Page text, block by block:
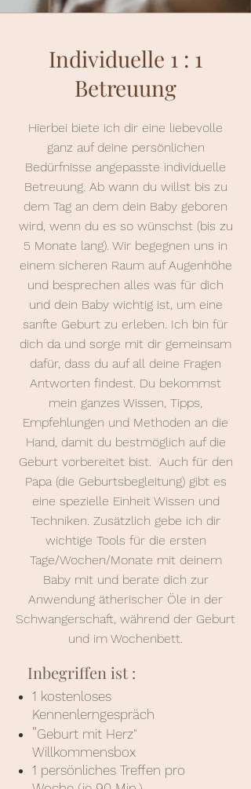
Individuelle 1 : 1
Betreuung
Hierbei biete ich dir eine liebevolle
ganz auf deine persönlichen
Bedürfnisse angepasste individuelle
Betreuung. Ab wann du willst bis zu
dem Tag an dem dein Baby geboren
wird, wenn du es so wünschst (bis zu
5 Monate lang). Wir begegnen uns in
einem sicheren Raum auf Augenhöhe
und besprechen alles was für dich
und dein Baby wichtig ist, um eine
sanfte Geburt zu erleben. Ich bin für
dich da und sorge mit dir gemeinsam
dafür, dass du auf all deine Fragen
Antworten findest. Du bekommst
mein ganzes Wissen, Tipps,
Empfehlungen und Methoden an die
Hand, damit du bestmöglich auf die
Geburt vorbereitet bist. Auch für den
Papa (die Geburtsbegleitung) gibt es
eine spezielle Einheit Wissen und
Techniken. Zusätzlich gebe ich dir
wichtige Tools für die ersten
Tage/Wochen/Monate mit deinem
Baby mit und berate dich zur
Anwendung ätherischer Öle in der
Schwangerschaft, während der Geburt
und im Wochenbett.
Inbegriffen ist :
1 kostenloses
Kennenlerngespräch
"Geburt mit Herz"
Willkommensbox
1 persönliches Treffen pro